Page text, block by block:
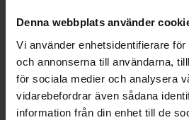
Denna webbplats använder
Vi använder enhetsidentifierare
och annonserna till användarna,
för sociala medier och analysera
vidarebefordrar även sådana
information från din enhet till de
Jämförpris 6,88 kr/st
EAN:05033290136598
KalciumKalciumKost och
KosttillskottMagnesium